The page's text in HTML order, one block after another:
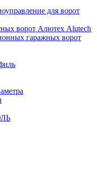
для ворот
ворот Алютех Alutech
гаражных ворот